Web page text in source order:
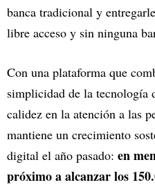
banca tradicional y
libre acceso y sin ninguna
Con una plataforma que
simplicidad de la tecnología
calidez en la atención a las
mantiene un crecimiento
digital el año pasado: en
próximo a alcanzar los